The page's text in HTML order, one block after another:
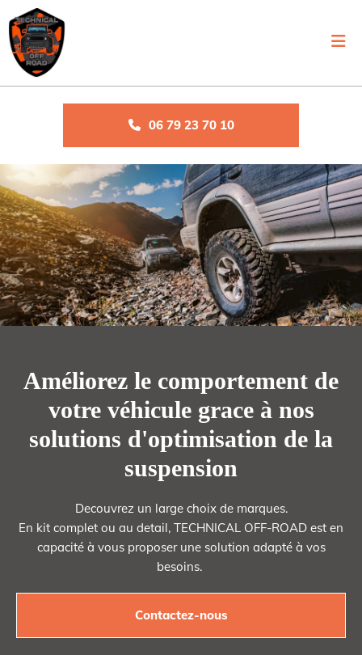
06 79 23 70 10
Améliorez le comportement de
votre véhicule grace à nos
solutions d'optimisation de la
suspension
Decouvrez un large choix de marques.
En kit complet ou au detail, TECHNICAL OFF-ROAD est en
capacité à vous proposer une solution adapté à vos
besoins.
Contactez-nous